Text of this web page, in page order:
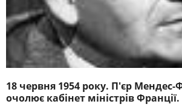
18 червня 1954 року. П'єр
очолює кабінет міністрів Франції.